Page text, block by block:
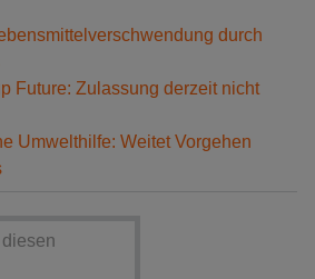
durch
Future: Zulassung derzeit nicht
Umwelthilfe: Weitet Vorgehen